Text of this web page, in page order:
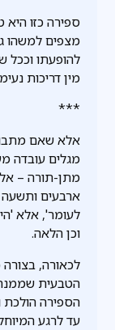
ספירה כזו
מצפים למשהו
להופעתו
מין דריכות
***
אלא שאם
מגלים עובדה
מתן-תורה –
ארבעים ותשעה
לעומר', אלא
וכן הלאה.
לכאורה,
הטבעית שממנה
הספירה
עד לרגע